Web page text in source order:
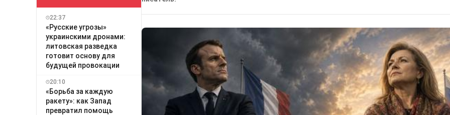
22:37
«Русские угрозы»
украинскими дронами:
литовская разведка
готовит основу для
будущей провокации
20:10
«Борьба за каждую
ракету»: как Запад
превратил помощь